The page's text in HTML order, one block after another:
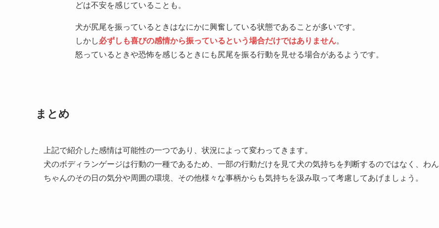
どは不安を感じていることも。
犬が尻尾を振っているときはなにかに興奮している状態であることが多いです。
しかし必ずしも喜びの感情から振っているという場合だけではありません。
怒っているときや恐怖を感じるときにも尻尾を振る行動を見せる場合があるようです。
まとめ
上記で紹介した感情は可能性の一つであり、状況によって変わってきます。
犬のボディランゲージは行動の一種であるため、一部の行動だけを見て犬の気持ちを判断するのではなく、わん
ちゃんのその日の気分や周囲の環境、その他様々な事柄からも気持ちを汲み取って考慮してあげましょう。